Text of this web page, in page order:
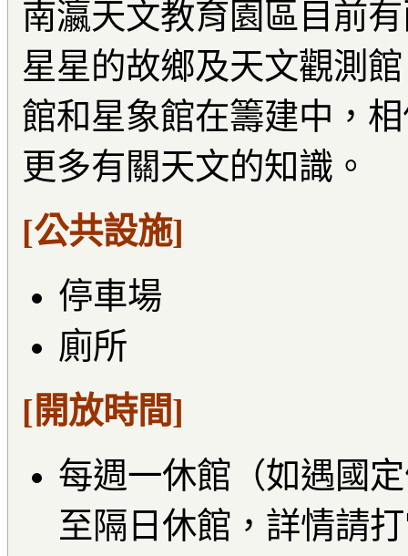
南瀛天文教育園區目前
星星的故鄉及天文觀測
館和星象館在籌建中，
更多有關天文的知識。
[公共設施]
停車場
廁所
[開放時間]
每週一休館（如遇國
至隔日休館，詳情請